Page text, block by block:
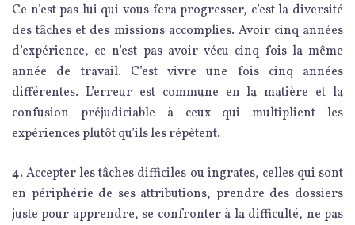
Ce n’est pas lui qui vous fera progresser, c’est la diversité
des tâches et des missions accomplies. Avoir cinq années
d’expérience, ce n’est pas avoir vécu cinq fois la même
année de travail. C’est vivre une fois cinq années
différentes. L’erreur est commune en la matière et la
confusion préjudiciable à ceux qui multiplient les
expériences plutôt qu’ils les répètent.
4.Accepter les tâches difficiles ou ingrates, celles qui sont
en périphérie de ses attributions, prendre des dossiers
juste pour apprendre, se confronter à la difficulté, ne pas